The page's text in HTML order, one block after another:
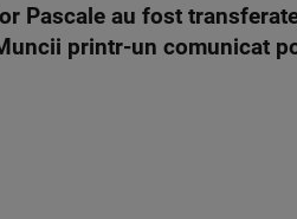
Pascale au fost
printr-un comunicat